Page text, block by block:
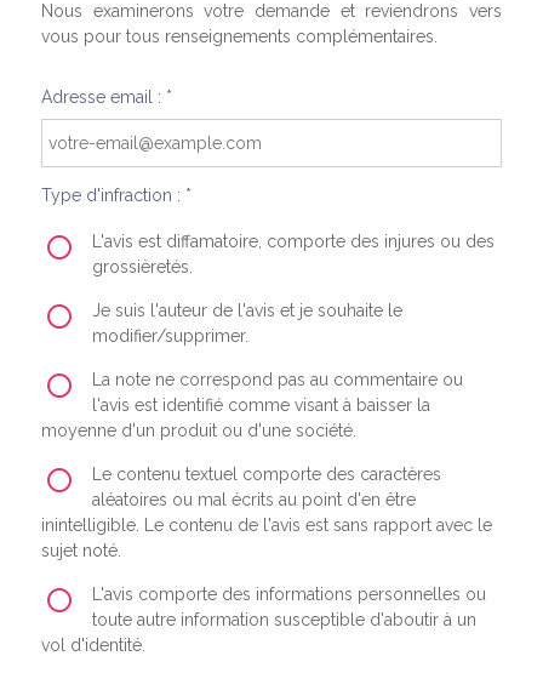
Nous examinerons votre demande et reviendrons vers
vous pour tous renseignements complémentaires.
Adresse email : *
Type d'infraction : *
L'avis est diffamatoire, comporte des injures ou des
grossièretés.
Je suis l'auteur de l'avis et je souhaite le
modifier/supprimer.
La note ne correspond pas au commentaire ou
l'avis est identifié comme visant à baisser la
moyenne d'un produit ou d'une société.
Le contenu textuel comporte des caractères
aléatoires ou mal écrits au point d'en être
inintelligible. Le contenu de l'avis est sans rapport avec le
sujet noté.
L'avis comporte des informations personnelles ou
toute autre information susceptible d'aboutir à un
vol d'identité.